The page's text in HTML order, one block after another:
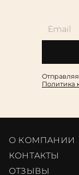
Политика
О КОМПАНИИ
КОНТАКТЫ
ОТЗЫВЫ